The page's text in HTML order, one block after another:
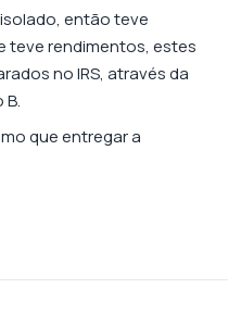
então teve
teve rendimentos, estes
no IRS, através da
B.
que entregar a